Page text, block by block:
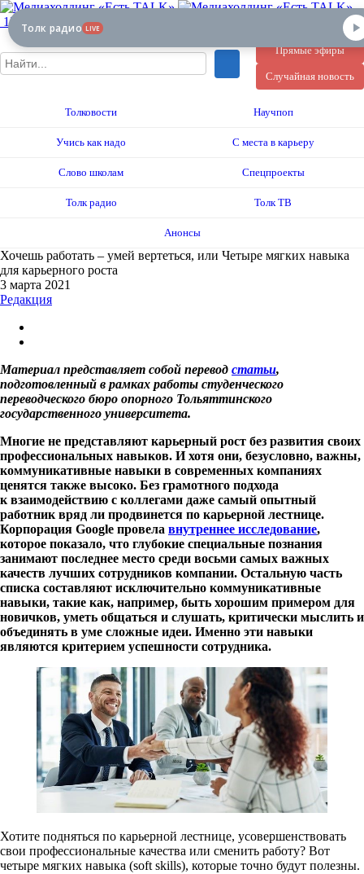
12+
Прямые эфиры
Случайная новость
Толковости Научпоп
Учись как надо С места в карьеру
Слово школам Спецпроекты
Толк радио Толк ТВ
Анонсы
Хочешь работать – умей вертеться, или Четыре мягких навыка
для карьерного роста
3 марта 2021
Редакция
Материал представляет собой перевод статьи,
подготовленный в рамках работы студенческого
переводческого бюро опорного Тольяттинского
государственного университета.
Многие не представляют карьерный рост без развития своих
профессиональных навыков. И хотя они, безусловно, важны,
коммуникативные навыки в современных компаниях
ценятся также высоко. Без грамотного подхода
к взаимодействию с коллегами даже самый опытный
работник вряд ли продвинется по карьерной лестнице.
Корпорация Google провела внутреннее исследование,
которое показало, что глубокие специальные познания
занимают последнее место среди восьми самых важных
качеств лучших сотрудников компании. Остальную часть
списка составляют исключительно коммуникативные
навыки, такие как, например, быть хорошим примером для
новичков, уметь общаться и слушать, критически мыслить и
объединять в уме сложные идеи. Именно эти навыки
являются критерием успешности сотрудника.
Хотите подняться по карьерной лестнице, усовершенствовать
свои профессиональные качества или сменить работу? Вот
четыре мягких навыка (soft skills), которые точно будут полезны.
Толк радио LIVE